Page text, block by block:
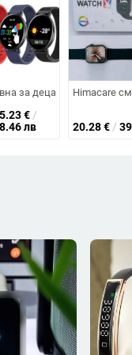
честота,
на здравето: кръвна
за деца с пълен
€ /
лв
Himacare
20.28€ /